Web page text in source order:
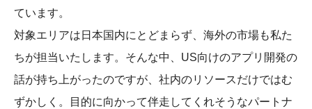
ています。
対象エリアは日本国内にとどまらず、海外の市場も私た
ちが担当いたします。そんな中、US向けのアプリ開発の
話が持ち上がったのですが、社内のリソースだけではむ
ずかしく。目的に向かって伴走してくれそうなパートナ